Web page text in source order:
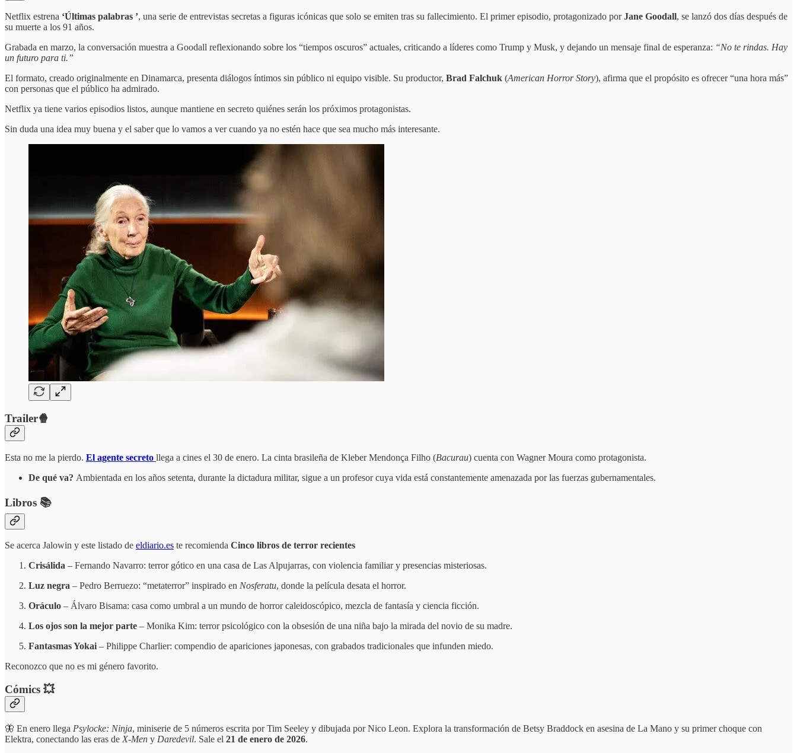
Netflix estrena ‘Últimas palabras ’, una serie de entrevistas secretas a figuras icónicas que solo se emiten tras su fallecimiento. El primer episodio, protagonizado porJane Goodall, se lanzó dos días después de
su muerte a los 91 años.
Grabada en marzo, la conversación muestra a Goodall reflexionando sobre los “tiempos oscuros” actuales, criticando a líderes como Trump y Musk, y dejando un mensaje final de esperanza: “No te rindas. Hay
un futuro para ti.”
El formato, creado originalmente en Dinamarca, presenta diálogos íntimos sin público ni equipo visible. Su productor, Brad Falchuk (American Horror Story), afirma que el propósito es ofrecer “una hora más”
con personas que el público ha admirado.
Netflix ya tiene varios episodios listos, aunque mantiene en secreto quiénes serán los próximos protagonistas.
Sin duda una idea muy buena y el saber que lo vamos a ver cuando ya no estén hace que sea mucho más interesante.
Trailer🍿
Esta no me la pierdo. El agente secreto llega a cines el 30 de enero. La cinta brasileña de Kleber Mendonça Filho (Bacurau) cuenta con Wagner Moura como protagonista.
De qué va? Ambientada en los años setenta, durante la dictadura militar, sigue a un profesor cuya vida está constantemente amenazada por las fuerzas gubernamentales.
Libros 📚
Se acerca Jalowin y este listado de eldiario.es te recomienda Cinco libros de terror recientes
Crisálida – Fernando Navarro: terror gótico en una casa de Las Alpujarras, con violencia familiar y presencias misteriosas.
Luz negra – Pedro Berruezo: “metaterror” inspirado en Nosferatu, donde la película desata el horror.
Oráculo – Álvaro Bisama: casa como umbral a un mundo de horror caleidoscópico, mezcla de fantasía y ciencia ficción.
Los ojos son la mejor parte – Monika Kim: terror psicológico con la obsesión de una niña bajo la mirada del novio de su madre.
Fantasmas Yokai – Philippe Charlier: compendio de apariciones japonesas, con grabados tradicionales que infunden miedo.
Reconozco que no es mi género favorito.
Cómics 💥
🦋 En enero llega Psylocke: Ninja, miniserie de 5 números escrita por Tim Seeley y dibujada por Nico Leon. Explora la transformación de Betsy Braddock en asesina de La Mano y su primer choque con
Elektra, conectando las eras de X-Men y Daredevil. Sale el 21 de enero de 2026.